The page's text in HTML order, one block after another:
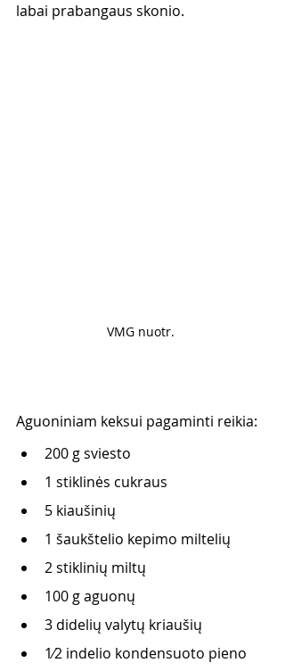
labai prabangaus skonio.
VMG nuotr.
Aguoniniam keksui pagaminti reikia:
200 g sviesto
1 stiklinės cukraus
5 kiaušinių
1 šaukštelio kepimo miltelių
2 stiklinių miltų
100 g aguonų
3 didelių valytų kriaušių
1⁄2 indelio kondensuoto pieno